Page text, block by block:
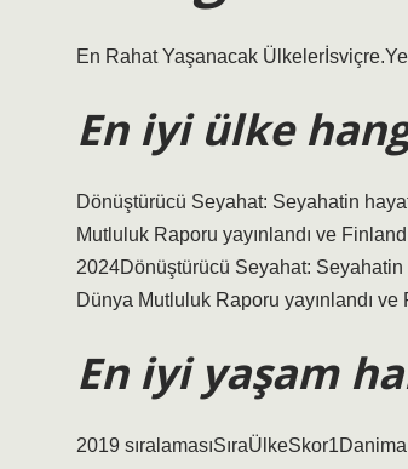
En Rahat Yaşanacak
En iyi ülke
Dönüştürücü Seyahat: Seyahatin
Mutluluk Raporu yayınlandı ve
2024Dönüştürücü Seyahat: Seyahatin
Dünya Mutluluk Raporu yayınlandı
En iyi yaşam
2019